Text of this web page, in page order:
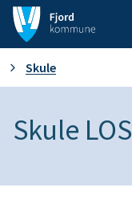
F
j
o
r
D
r
Skule
Skule LOS